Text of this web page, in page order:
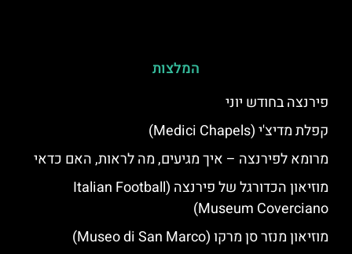
המלצות
פירנצה בחודש יוני
קפלת מדיצ'י (Medici Chapels)
מרומא לפירנצה – איך מגיעים, מה לראות, האם כדאי
מוזיאון הכדורגל של פירנצה (Italian Football
Museum Coverciano)
מוזיאון מנזר סן מרקו (Museo di San Marco)